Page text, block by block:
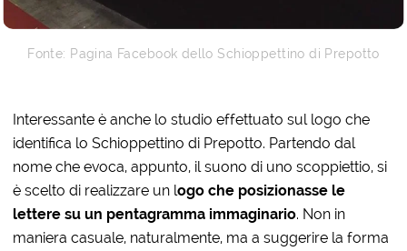
Fonte: Pagina Facebook dello Schioppettino di Prepotto
Interessante è anche lo studio effettuato sul logo che
identifica lo Schioppettino di Prepotto. Partendo dal
nome che evoca, appunto, il suono di uno scoppiettio, si
è scelto di realizzare un logo che posizionasse le
lettere su un pentagramma immaginario. Non in
maniera casuale, naturalmente, ma a suggerire la forma